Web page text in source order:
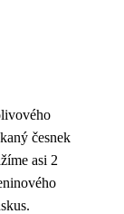
česnek
asi 2